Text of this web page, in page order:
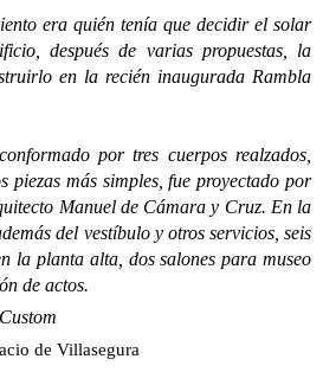
era quién tenía que decidir el solar
después de varias propuestas, la
en la recién inaugurada Rambla
por tres cuerpos realzados,
piezas más simples, fue proyectado por
Manuel de Cámara y Cruz. En la
del vestíbulo y otros servicios, seis
la planta alta, dos salones para museo
de actos.
de Villasegura